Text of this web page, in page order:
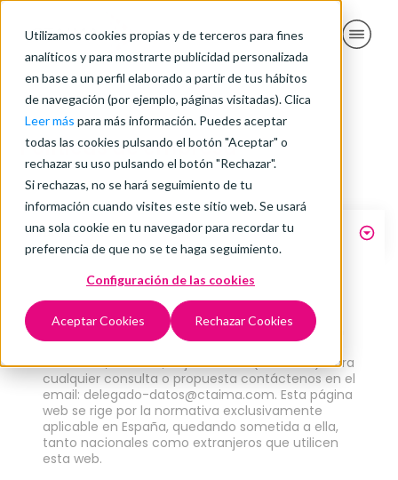
Utilizamos cookies propias y de terceros para fines
analíticos y para mostrarte publicidad personalizada
en base a un perfil elaborado a partir de tus hábitos
de navegación (por ejemplo, páginas visitadas). Clica
Leer más para más información. Puedes aceptar
todas las cookies pulsando el botón "Aceptar" o
rechazar su uso pulsando el botón "Rechazar".
Si rechazas, no se hará seguimiento de tu
información cuando visites este sitio web. Se usará
una sola cookie en tu navegador para recordar tu
preferencia de que no se te haga seguimiento.
Configuración de las cookies
Aceptar Cookies Rechazar Cookies
Políticas de empresa
Aviso Legal
Esta página web es propiedad de CTAIMA
OUTSOURCING Y CONSULTING S.L., con NIF nº
B43715812 y domicilio social en la c/ Salvador
Espriu, 18, 43007 Tarragona, España, e inscrita en
el Registro Mercantil de Tarragona (España),
Tomo 1851, Folio 179, Hoja T-26178 (“CTAIMA”). Para
cualquier consulta o propuesta contáctenos en el
email: delegado-datos@ctaima.com. Esta página
web se rige por la normativa exclusivamente
aplicable en España, quedando sometida a ella,
tanto nacionales como extranjeros que utilicen
esta web.